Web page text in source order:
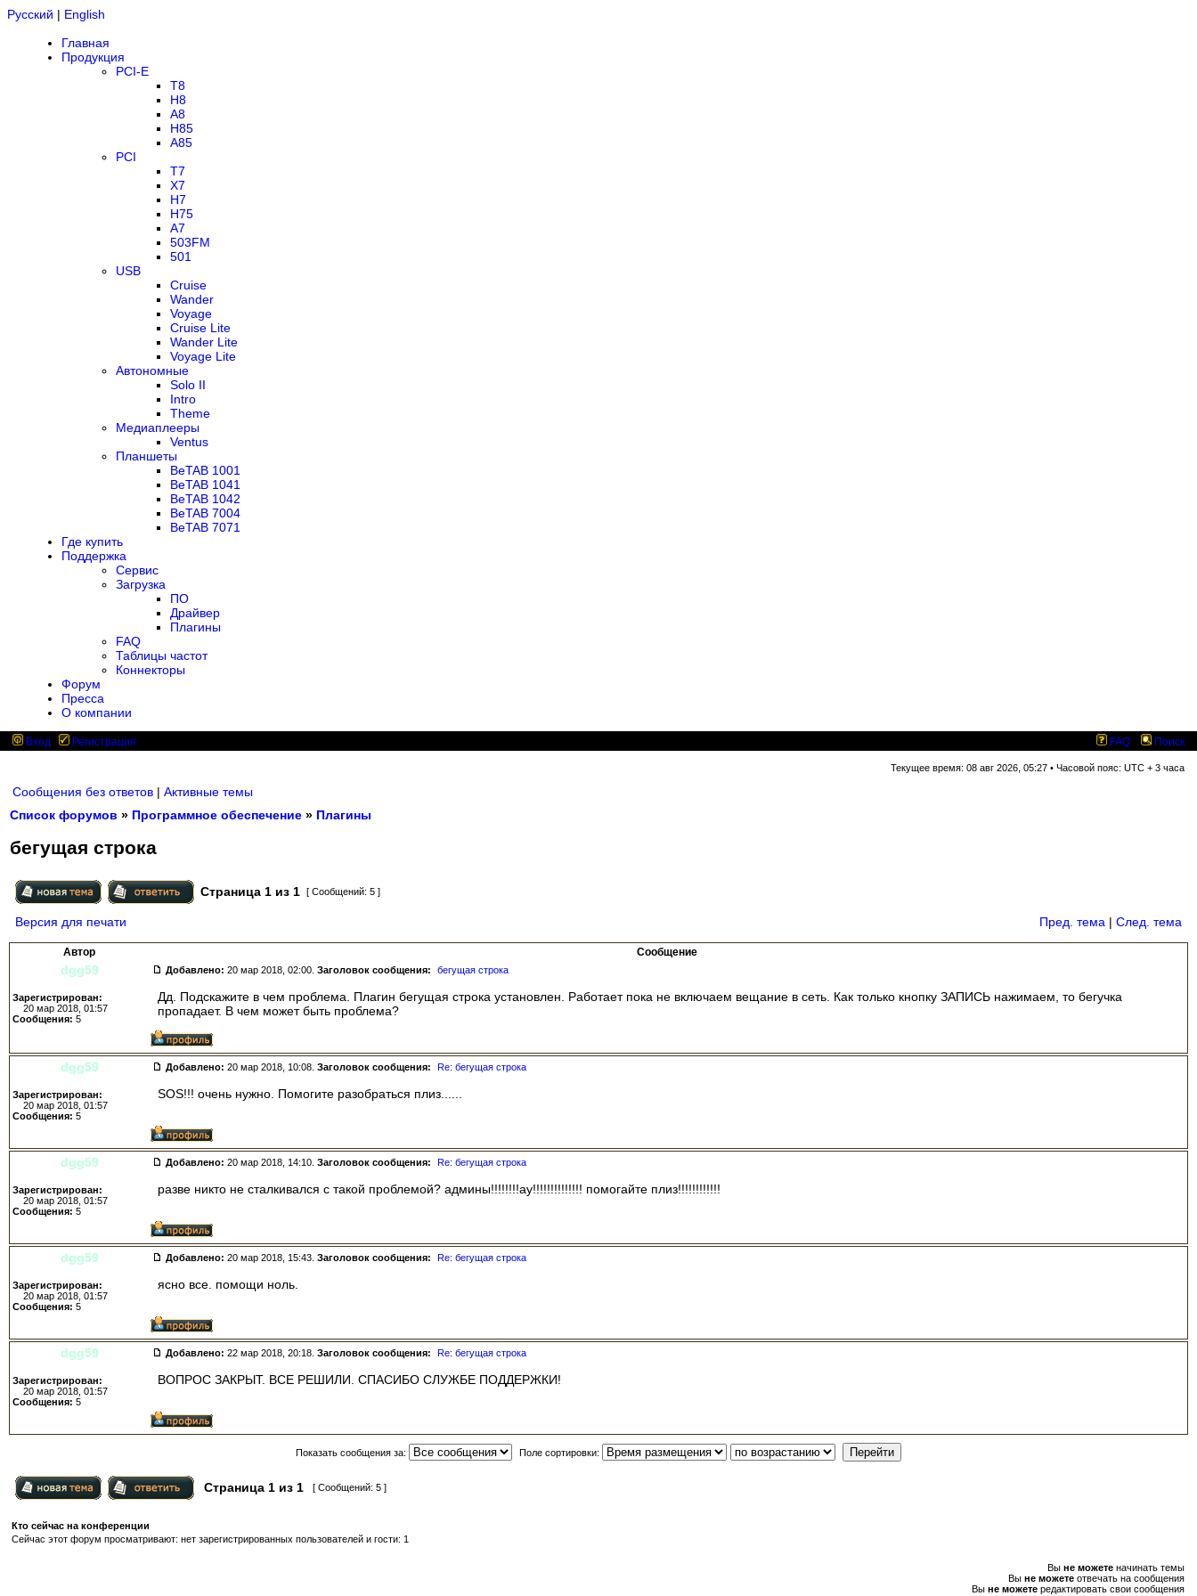
Русский | English
Главная
Продукция
PCI-E
T8
H8
A8
H85
A85
PCI
T7
X7
H7
H75
A7
503FM
501
USB
Cruise
Wander
Voyage
Cruise Lite
Wander Lite
Voyage Lite
Автономные
Solo II
Intro
Theme
Медиаплееры
Ventus
Планшеты
BeTAB 1001
BeTAB 1041
BeTAB 1042
BeTAB 7004
BeTAB 7071
Где купить
Поддержка
Сервис
Загрузка
ПО
Драйвер
Плагины
FAQ
Таблицы частот
Коннекторы
Форум
Пресса
О компании
Вход Регистрация FAQ Поиск
Текущее время: 08 авг 2026, 05:27 • Часовой пояс: UTC + 3 часа
Сообщения без ответов | Активные темы
Список форумов » Программное обеспечение » Плагины
бегущая строка
Страница 1 из 1 [ Сообщений: 5 ]
Версия для печати Пред. тема | След. тема
Автор Сообщение
dgg59 Добавлено: 20 мар 2018, 02:00. Заголовок сообщения: бегущая строка
Зарегистрирован:
20 мар 2018, 01:57
Сообщения: 5
Дд. Подскажите в чем проблема. Плагин бегущая строка установлен. Работает пока не включаем вещание в сеть. Как только кнопку ЗАПИСЬ нажимаем, то бегучка
пропадает. В чем может быть проблема?
dgg59 Добавлено: 20 мар 2018, 10:08. Заголовок сообщения: Re: бегущая строка
Зарегистрирован:
20 мар 2018, 01:57
Сообщения: 5
SOS!!! очень нужно. Помогите разобраться плиз......
dgg59 Добавлено: 20 мар 2018, 14:10. Заголовок сообщения: Re: бегущая строка
Зарегистрирован:
20 мар 2018, 01:57
Сообщения: 5
разве никто не сталкивался с такой проблемой? админы!!!!!!!!ау!!!!!!!!!!!!!! помогайте плиз!!!!!!!!!!!!
dgg59 Добавлено: 20 мар 2018, 15:43. Заголовок сообщения: Re: бегущая строка
Зарегистрирован:
20 мар 2018, 01:57
Сообщения: 5
ясно все. помощи ноль.
dgg59 Добавлено: 22 мар 2018, 20:18. Заголовок сообщения: Re: бегущая строка
Зарегистрирован:
20 мар 2018, 01:57
Сообщения: 5
ВОПРОС ЗАКРЫТ. ВСЕ РЕШИЛИ. СПАСИБО СЛУЖБЕ ПОДДЕРЖКИ!
Показать сообщения за: Поле сортировки:
Страница 1 из 1 [ Сообщений: 5 ]
Кто сейчас на конференции
Сейчас этот форум просматривают: нет зарегистрированных пользователей и гости: 1
Вы не можете начинать темы
Вы не можете отвечать на сообщения
Вы не можете редактировать свои сообщения